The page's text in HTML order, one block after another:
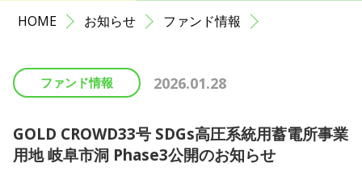
お知らせ
サポート
初めての方へ よくある質問
お問い合わせ
HOME お知らせ ファンド情報
ファンド情報 2026.01.28
GOLD CROWD33号 SDGs高圧系統用蓄電所事業
用地 岐阜市洞 Phase3公開のお知らせ